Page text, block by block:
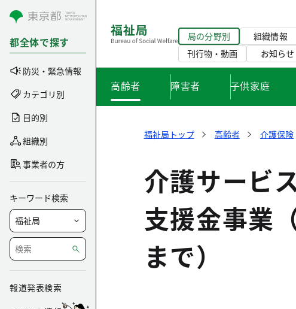
コンテンツにスキップ
都全体で探す
防災・緊急情報
カテゴリ別
目的別
組織別
事業者の方
キーワード検索
報道発表検索
局の分野別 組織情報
刊行物・動画
お知らせ
高齢者 障害者 子供家庭
福祉局トップ 高齢者 介護保険
介護サービ
支援金事業
まで）